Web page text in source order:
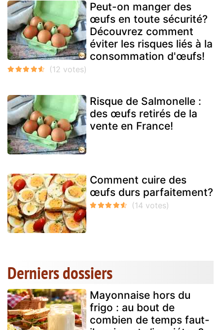
Peut-on manger des
œufs en toute sécurité?
Découvrez comment
éviter les risques liés à la
consommation d'œufs!
Risque de Salmonelle :
des œufs retirés de la
vente en France!
Comment cuire des
œufs durs parfaitement?
Derniers dossiers
Mayonnaise hors du
frigo : au bout de
combien de temps faut-